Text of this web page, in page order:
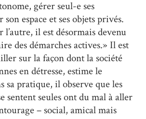
gérer seul-e ses
espace et ses objets privés.
il est désormais devenu
des démarches actives.» Il est
sur la façon dont la société
en détresse, estime le
sa pratique, il observe que les
sentent seules ont du mal à aller
– social, amical mais